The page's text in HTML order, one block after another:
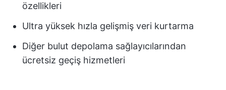
özellikleri
Ultra yüksek hızla gelişmiş veri kurtarma
Diğer bulut depolama sağlayıcılarından
ücretsiz geçiş hizmetleri